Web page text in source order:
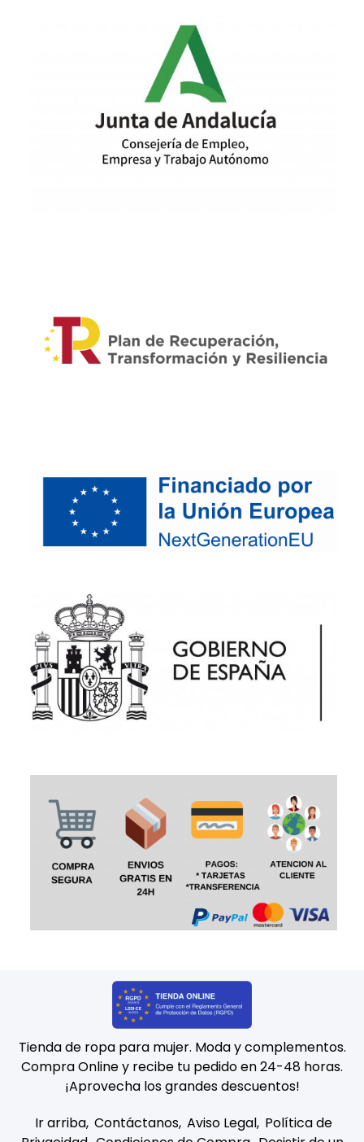
Tienda de ropa para mujer. Moda y complementos.
Compra Online y recibe tu pedido en 24-48 horas.
¡Aprovecha los grandes descuentos!
Ir arriba Contáctanos Aviso Legal Política de